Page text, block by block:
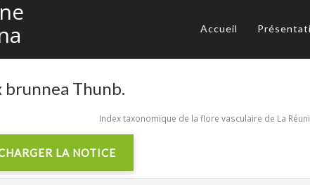
Accueil
brunnea Thunb.
Index taxonomique de la flore vasculaire de La
LA NOTICE